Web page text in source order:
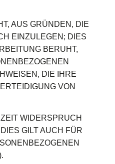
AUS GRÜNDEN, DIE
EINZULEGEN; DIES
BERUHT,
DIE IHRE
VON
WIDERSPRUCH
GILT AUCH FÜR